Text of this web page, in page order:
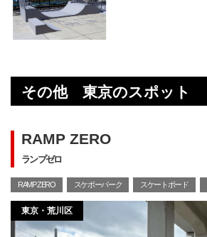
その他 東京のスポット
RAMP ZERO
ランプゼロ
RAMP ZERO スケボーパーク スケートボード
東京・荒川区